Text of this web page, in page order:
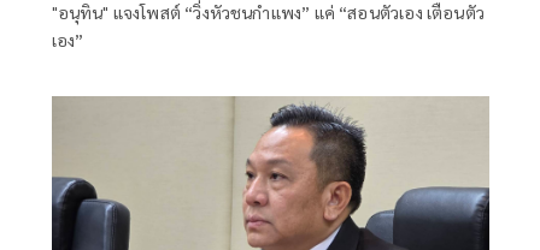
"อนุทิน" แจงโพสต์ “วิ่งหัวชนกำแพง” แค่ “สอนตัวเอง เตือนตัว
เอง”